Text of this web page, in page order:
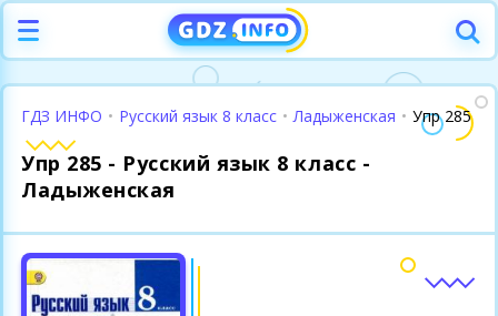
ГДЗ ИНФО • Русский язык 8 класс • Ладыженская • Упр 285
Упр 285 - Русский язык 8 класс -
Ладыженская